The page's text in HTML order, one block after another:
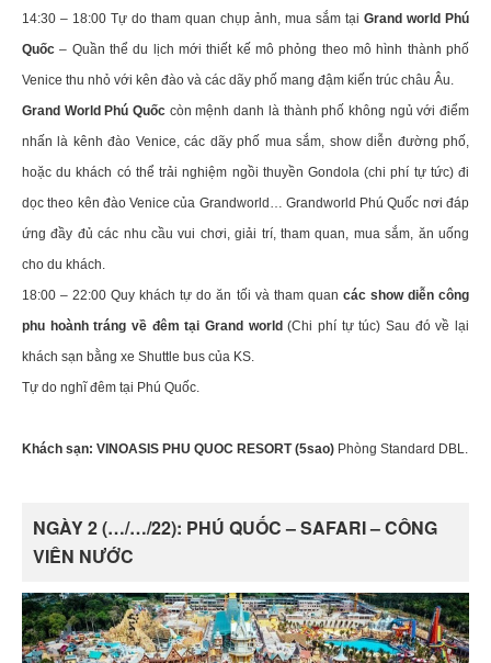
14:30 – 18:00 Tự do tham quan chụp ảnh, mua sắm tại Grand world Phú
Quốc – Quần thể du lịch mới thiết kế mô phỏng theo mô hình thành phố
Venice thu nhỏ với kên đào và các dãy phố mang đậm kiến trúc châu Âu.
Grand World Phú Quốc còn mệnh danh là thành phố không ngủ với điểm
nhấn là kênh đào Venice, các dãy phố mua sắm, show diễn đường phố,
hoặc du khách có thể trải nghiệm ngồi thuyền Gondola (chi phí tự tức) đi
dọc theo kên đào Venice của Grandworld… Grandworld Phú Quốc nơi đáp
ứng đầy đủ các nhu cầu vui chơi, giải trí, tham quan, mua sắm, ăn uống
cho du khách.
18:00 – 22:00 Quy khách tự do ăn tối và tham quan các show diễn công
phu hoành tráng về đêm tại Grand world(Chi phí tự túc) Sau đó về lại
khách sạn bằng xe Shuttle bus của KS.
Tự do nghĩ đêm tại Phú Quốc.
Khách sạn: VINOASIS PHU QUOC RESORT (5sao) Phòng Standard DBL.
NGÀY 2 (…/…/22): PHÚ QUỐC – SAFARI – CÔNG
VIÊN NƯỚC